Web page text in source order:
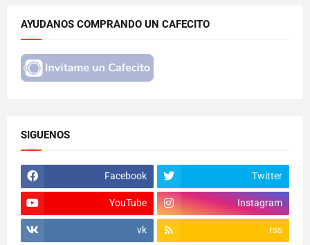
AYUDANOS COMPRANDO UN CAFECITO
SIGUENOS
Facebook Twitter
YouTube Instagram
vk rss